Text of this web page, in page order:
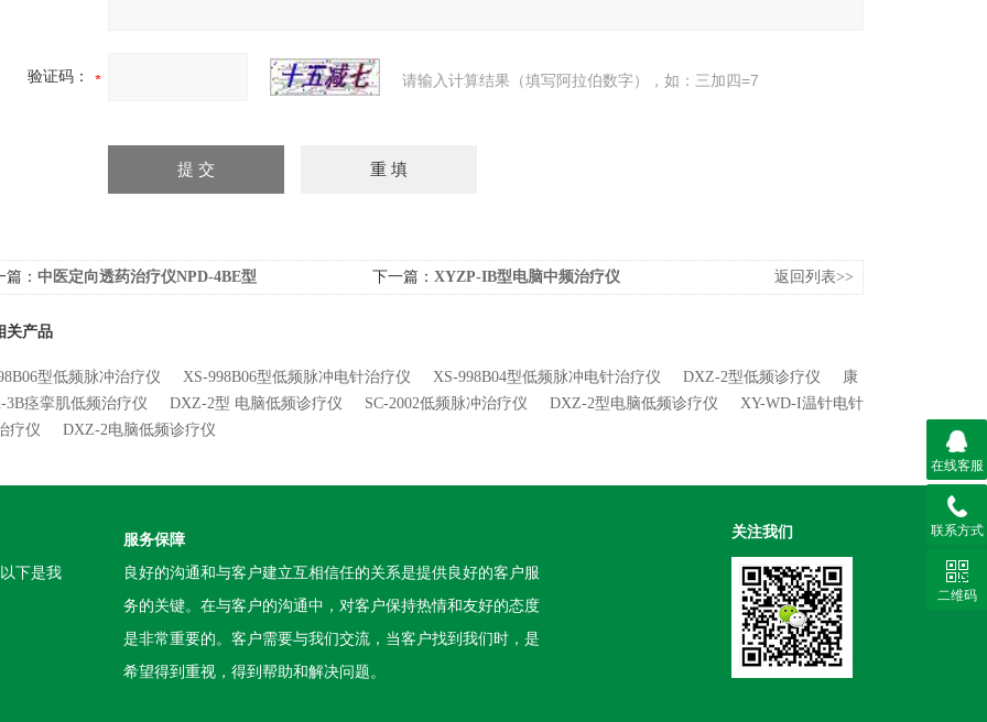
验证码： 请输入计算结果（填写阿拉伯数字），如：三加四=7
篇： 中医定向透药治疗仪NPD-4BE型 下一篇： XYZP-IB型电脑中频治疗仪 返回列表>>
关产品
型低频脉冲治疗仪 XS-998B06型低频脉冲电针治疗仪 XS-998B04型低频脉冲电针治疗仪 DXZ-2型低频诊疗仪
康
3B痉挛肌低频治疗仪
DXZ-2型 电脑低频诊疗仪 SC-2002低频脉冲治疗仪 DXZ-2型电脑低频诊疗仪
XY-WD-I温针电针
疗仪
DXZ-2电脑低频诊疗仪
下是我
服务保障
良好的沟通和与客户建立互相信任的关系是提供良好的客户服
务的关键。在与客户的沟通中，对客户保持热情和友好的态度
是非常重要的。客户需要与我们交流，当客户找到我们时，是
希望得到重视，得到帮助和解决问题。
关注我们
在线客服
联系方式
二维码